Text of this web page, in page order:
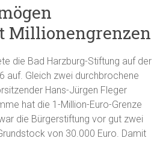
Millionengrenzen
die Bad Harzburg-Stiftung auf der
auf. Gleich zwei durchbrochene
Hans-Jürgen Fleger
hat die 1-Million-Euro-Grenze
die Bürgerstiftung vor gut zwei
von 30.000 Euro. Damit